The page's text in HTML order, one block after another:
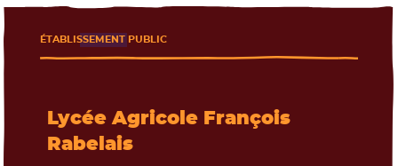
Lycée Agricole François
Rabelais
ÉTABLISSEMENT PUBLIC